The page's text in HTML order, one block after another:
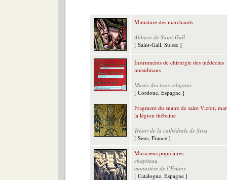
Miniature des marchands
Abbaye de Saint-Gall
[ Saint-Gall, Suisse ]
Instruments de chirurgie des médecins
musulmans
Musée des trois religions
[ Cordoue, Espagne ]
Fragment du suaire de saint Victor,
la légion thébaine
Trésor de la cathédrale de Sens
[ Sens, France ]
Musiciens populaires
chapiteau
monastère de l’Estany
[ Catalogne, Espagne ]